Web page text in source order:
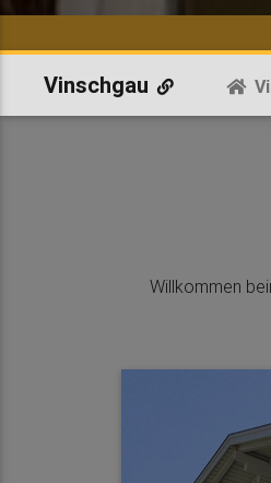
Vinschgau
Willkommen